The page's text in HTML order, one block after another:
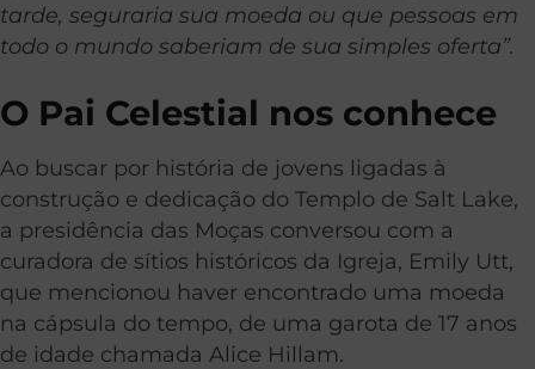
tarde, seguraria sua moeda ou que pessoas em
todo o mundo saberiam de sua simples oferta”.
O Pai Celestial nos conhece
Ao buscar por história de jovens ligadas à
construção e dedicação do Templo de Salt Lake,
a presidência das Moças conversou com a
curadora de sítios históricos da Igreja, Emily Utt,
que mencionou haver encontrado uma moeda
na cápsula do tempo, de uma garota de 17 anos
de idade chamada Alice Hillam.